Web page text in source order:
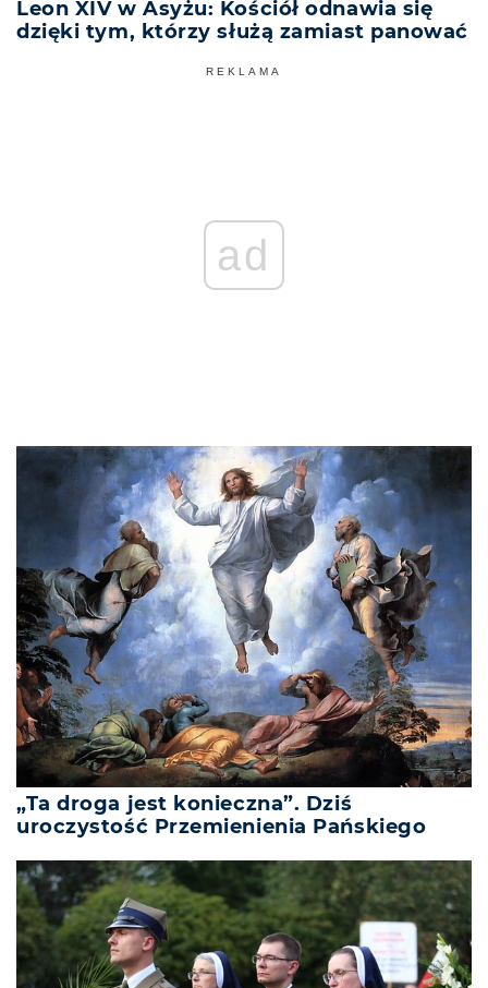
Leon XIV w Asyżu: Kościół odnawia się
dzięki tym, którzy służą zamiast panować
REKLAMA
ad
„Ta droga jest konieczna”. Dziś
uroczystość Przemienienia Pańskiego